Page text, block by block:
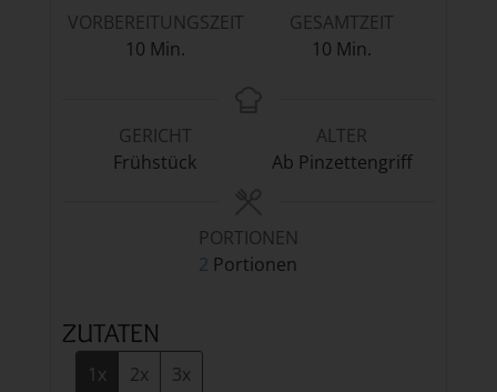
VORBEREITUNGSZEIT
10Minuten
Min.
GESAMTZEIT
10 Minuten
Min.
GERICHT
Frühstück
ALTER
Ab Pinzettengriff
PORTIONEN
2 Portionen
ZUTATEN
1x 2x 3x